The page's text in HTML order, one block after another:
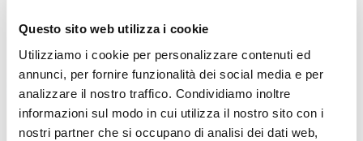
Questo sito web utilizza i cookie
Utilizziamo i cookie per personalizzare contenuti ed
annunci, per fornire funzionalità dei social media e per
analizzare il nostro traffico. Condividiamo inoltre
informazioni sul modo in cui utilizza il nostro sito con i
nostri partner che si occupano di analisi dei dati web,